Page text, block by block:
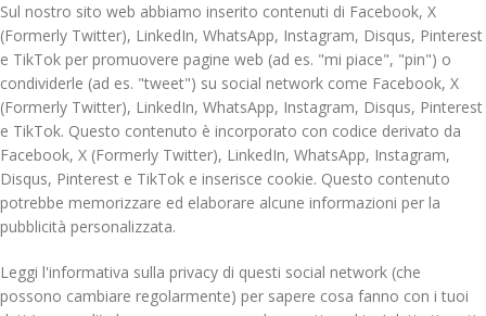
Sul nostro sito web abbiamo inserito contenuti di Facebook, X
(Formerly Twitter), LinkedIn, WhatsApp, Instagram, Disqus, Pinterest
e TikTok per promuovere pagine web (ad es. "mi piace", "pin") o
condividerle (ad es. "tweet") su social network come Facebook, X
(Formerly Twitter), LinkedIn, WhatsApp, Instagram, Disqus, Pinterest
e TikTok. Questo contenuto è incorporato con codice derivato da
Facebook, X (Formerly Twitter), LinkedIn, WhatsApp, Instagram,
Disqus, Pinterest e TikTok e inserisce cookie. Questo contenuto
potrebbe memorizzare ed elaborare alcune informazioni per la
pubblicità personalizzata.
Leggi l'informativa sulla privacy di questi social network (che
possono cambiare regolarmente) per sapere cosa fanno con i tuoi